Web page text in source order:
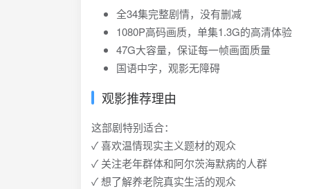
全34集完整剧情，没有删减
1080P高码画质，单集1.3G的高清体验
47G大容量，保证每一帧画面质量
国语中字，观影无障碍
观影推荐理由
这部剧特别适合：
✓ 喜欢温情现实主义题材的观众
✓ 关注老年群体和阿尔茨海默病的人群
✓ 想了解养老院真实生活的观众